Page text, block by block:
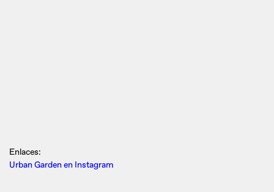
Enlaces:
Urban Garden en Instagram